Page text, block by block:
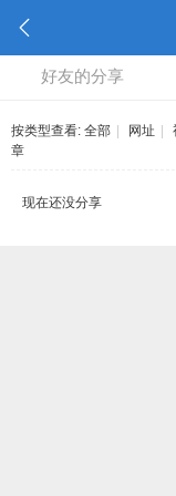
好友的分享
按类型查看: 全部 网址
章
现在还没分享